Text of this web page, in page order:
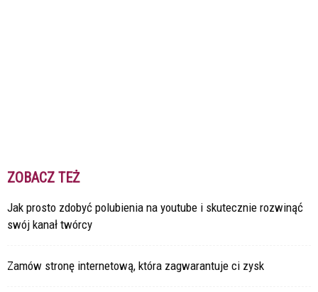
ZOBACZ TEŻ
Jak prosto zdobyć polubienia na youtube i skutecznie rozwinąć
swój kanał twórcy
Zamów stronę internetową, która zagwarantuje ci zysk